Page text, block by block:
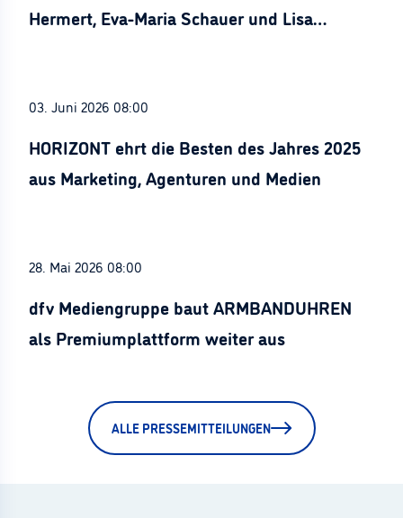
Hermert, Eva-Maria Schauer und Lisa
03. Juni 2026 08:00
HORIZONT ehrt die Besten des Jahres 2025
aus Marketing, Agenturen und Medien
28. Mai 2026 08:00
dfv Mediengruppe baut ARMBANDUHREN
als Premiumplattform weiter aus
ALLE PRESSEMITTEILUNGEN